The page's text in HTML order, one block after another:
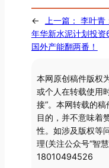
← 上一篇： 李叶青
年华新水泥计划投资
国外产能翻两番！
本网原创稿件版权
或个人在转载使用
接”。本网转载的
目的，并不意味着
性。如涉及版权等
理(关注公众号“智
18010494526